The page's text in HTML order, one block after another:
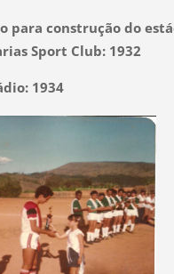
para construção do
Sport Club: 1932
1934